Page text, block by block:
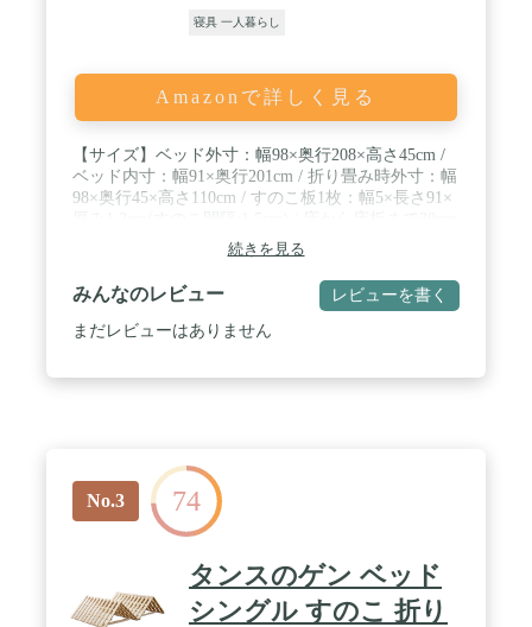
勝手抜群！ ・掛・敷・枕に抗菌防臭生地を採用 ・
入り！底つき感を軽減する三層敷布団 ・中綿たっぷ
り1.6kgのふっくらボリューム ・洗える掛布団&枕
・ほこりの出にくい中空ポリエステル綿を使用 ・生
ルムアルデヒド ・ISO9001認可工場で生産された安
心の品質 ・収納ケース付き
寝具 一人暮らし
Amazonで詳しく見る
【サイズ】ベッド外寸：幅98×奥行208×高さ45cm /
ベッド内寸：幅91×奥行201cm / 折り畳み時外寸：幅
98×奥行45×高さ110cm / すのこ板1枚：幅5×長さ91×
床板下から床まで25cm / 【重量】約21kg【耐荷重】
静止耐荷重約300kg / 【素材】床板：桐無垢材（ナ
チュラル：無塗装） / フレーム：鉄（エコ粉体塗装
仕上げ） / 【梱包サイズ】28×34×97cm【生産国】中
国(ISO9001認定工場で生産) / 【組立品（目安：1時
やすい価格でご提供するため、一部組立品から組立
品に仕様変更しました。 / 【スタッフのおすすめポ
イント！】・すのこぎっしり31枚 ・湿気に強い天然
桐 ・布団に埋もれず持ちやすい 15cmグリップ ・ら
くらくワンタッチ折りたたみ ・お子様にも安心の低
ホルムアルデヒド仕様 ・安心の耐荷重約300kg ・安
全ストッパー付き ・傷がつきにくいPUキャスター
続きを見る
みんなのレビュー レビューを書く
まだレビューはありません
No.3 74
タンスのゲン ベッド
シングル すのこ 折り